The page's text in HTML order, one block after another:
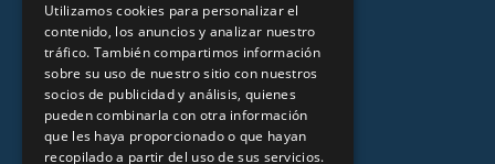
Okapadel © 2024
Utilizamos cookies para personalizar el
contenido, los anuncios y analizar nuestro
tráfico. También compartimos información
sobre su uso de nuestro sitio con nuestros
socios de publicidad y análisis, quienes
pueden combinarla con otra información
que les haya proporcionado o que hayan
recopilado a partir del uso de sus servicios.